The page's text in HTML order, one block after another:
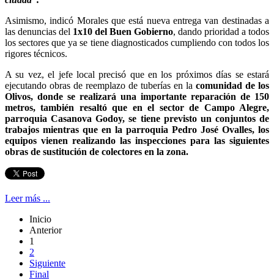
Asimismo, indicó Morales que está nueva entrega van destinadas a
las denuncias del 1x10 del Buen Gobierno, dando prioridad a todos
los sectores que ya se tiene diagnosticados cumpliendo con todos los
rigores técnicos.
A su vez, el jefe local precisó que en los próximos días se estará
ejecutando obras de reemplazo de tuberías en la comunidad de los
Olivos, donde se realizará una importante reparación de 150
metros, también resaltó que en el sector de Campo Alegre,
parroquia Casanova Godoy, se tiene previsto un conjuntos de
trabajos mientras que en la parroquia Pedro José Ovalles, los
equipos vienen realizando las inspecciones para las siguientes
obras de sustitución de colectores en la zona.
Leer más ...
Inicio
Anterior
1
2
Siguiente
Final